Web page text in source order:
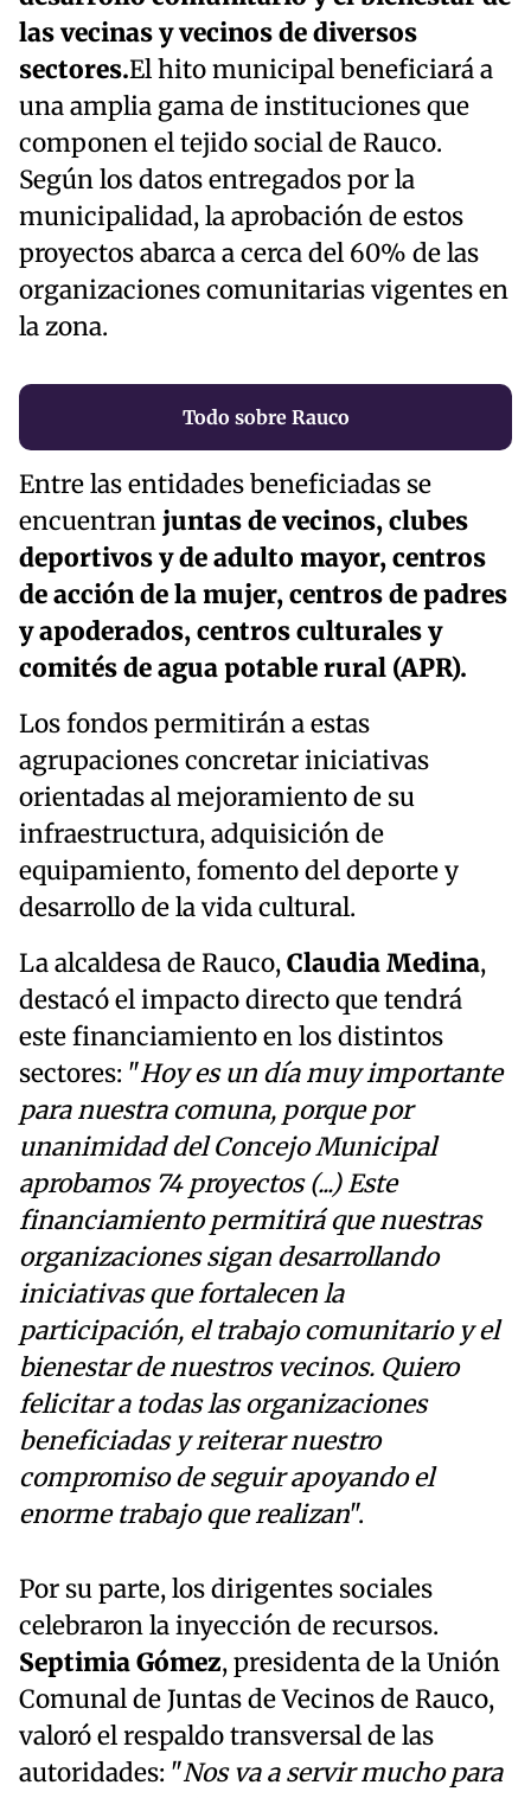
las vecinas y vecinos de diversos
sectores.El hito municipal beneficiará a
una amplia gama de instituciones que
componen el tejido social de Rauco.
Según los datos entregados por la
municipalidad, la aprobación de estos
proyectos abarca a cerca del 60% de las
organizaciones comunitarias vigentes en
la zona.
Todo sobre Rauco
Entre las entidades beneficiadas se
encuentranjuntas de vecinos, clubes
deportivos y de adulto mayor, centros
de acción de la mujer, centros de padres
y apoderados, centros culturales y
comités de agua potable rural (APR).
Los fondos permitirán a estas
agrupaciones concretar iniciativas
orientadas al mejoramiento de su
infraestructura, adquisición de
equipamiento, fomento del deporte y
desarrollo de la vida cultural.
La alcaldesa de Rauco,Claudia Medina,
destacó el impacto directo que tendrá
este financiamiento en los distintos
sectores: "Hoy es un día muy importante
para nuestra comuna, porque por
unanimidad del Concejo Municipal
aprobamos 74 proyectos (...) Este
financiamiento permitirá que nuestras
organizaciones sigan desarrollando
iniciativas que fortalecen la
participación, el trabajo comunitario y el
bienestar de nuestros vecinos. Quiero
felicitar a todas las organizaciones
beneficiadas y reiterar nuestro
compromiso de seguir apoyando el
enorme trabajo que realizan".
Por su parte, los dirigentes sociales
celebraron la inyección de recursos.
Septimia Gómez, presidenta de la Unión
Comunal de Juntas de Vecinos de Rauco,
valoró el respaldo transversal de las
autoridades: "Nos va a servir mucho para